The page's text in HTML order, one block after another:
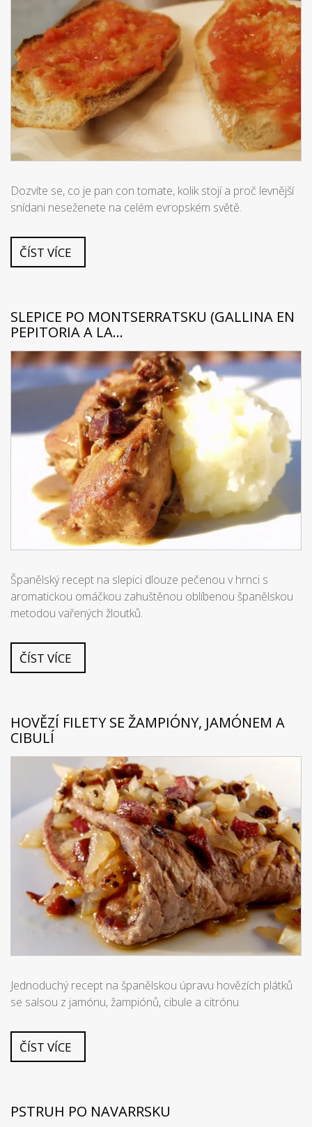
Dozvíte se, co je pan con tomate, kolik stojí a proč levnější
snídani neseženete na celém evropském světě.
ČÍST VÍCE
SLEPICE PO MONTSERRATSKU (GALLINA EN
PEPITORIA A LA...
Španělský recept na slepici dlouze pečenou v hrnci s
aromatickou omáčkou zahuštěnou oblíbenou španělskou
metodou vařených žloutků.
ČÍST VÍCE
HOVĚZÍ FILETY SE ŽAMPIÓNY, JAMÓNEM A
CIBULÍ
Jednoduchý recept na španělskou úpravu hovězích plátků
se salsou z jamónu, žampiónů, cibule a citrónu.
ČÍST VÍCE
PSTRUH PO NAVARRSKU